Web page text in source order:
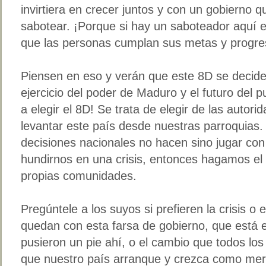
invirtiera en crecer juntos y con un gobierno
sabotear. ¡Porque si hay un saboteador aquí
que las personas cumplan sus metas y
Piensen en eso y verán que este 8D se
ejercicio del poder de Maduro y el futuro del
a elegir el 8D! Se trata de elegir de las
levantar este país desde nuestras
decisiones nacionales no hacen sino jugar
hundirnos en una crisis, entonces hagamos
propias comunidades.
Pregúntele a los suyos si prefieren la crisis o
quedan con esta farsa de gobierno, que está
pusieron un pie ahí, o el cambio que todos
que nuestro país arranque y crezca como